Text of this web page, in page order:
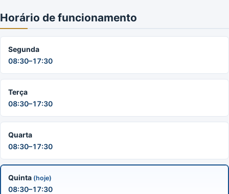
Horário de funcionamento
Segunda
08:30–17:30
Terça
08:30–17:30
Quarta
08:30–17:30
Quinta (hoje)
08:30–17:30